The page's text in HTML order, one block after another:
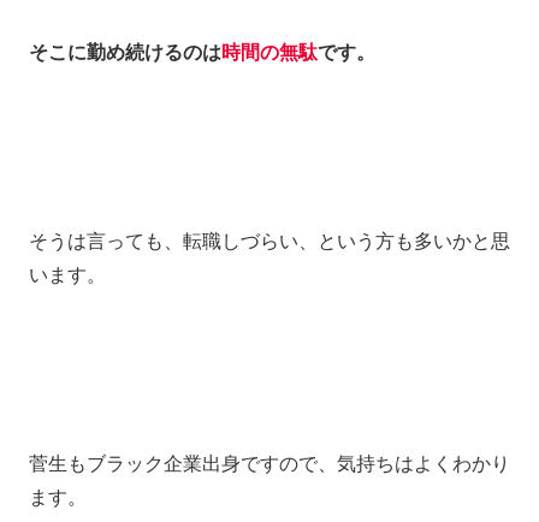
そこに勤め続けるのは時間の無駄です。
そうは言っても、転職しづらい、という方も多いかと思
います。
菅生もブラック企業出身ですので、気持ちはよくわかり
ます。